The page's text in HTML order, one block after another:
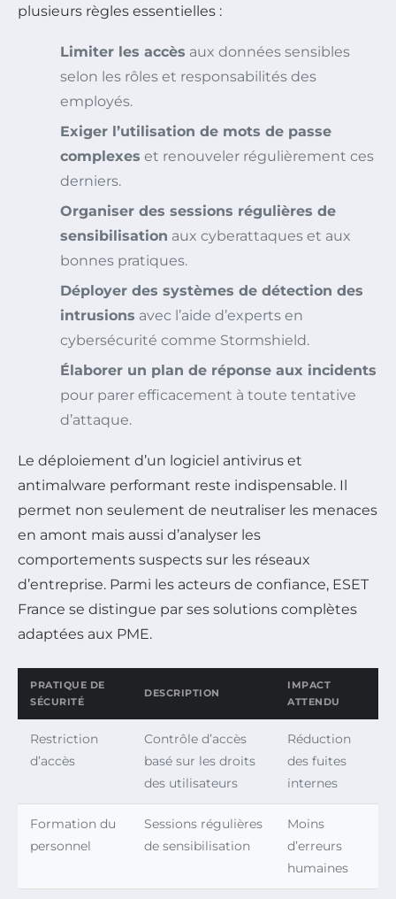
plusieurs règles essentielles :
Limiter les accès aux données sensibles
selon les rôles et responsabilités des
employés.
Exiger l’utilisation de mots de passe
complexes et renouveler régulièrement ces
derniers.
Organiser des sessions régulières de
sensibilisation aux cyberattaques et aux
bonnes pratiques.
Déployer des systèmes de détection des
intrusions avec l’aide d’experts en
cybersécurité comme Stormshield.
Élaborer un plan de réponse aux incidents
pour parer efficacement à toute tentative
d’attaque.
Le déploiement d’un logiciel antivirus et
antimalware performant reste indispensable. Il
permet non seulement de neutraliser les menaces
en amont mais aussi d’analyser les
comportements suspects sur les réseaux
d’entreprise. Parmi les acteurs de confiance, ESET
France se distingue par ses solutions complètes
adaptées aux PME.
PRATIQUE DE
SÉCURITÉ
DESCRIPTION
IMPACT
ATTENDU
Restriction
d’accès
Contrôle d’accès
basé sur les droits
des utilisateurs
Réduction
des fuites
internes
Formation du
personnel
Sessions régulières
de sensibilisation
Moins
d’erreurs
humaines